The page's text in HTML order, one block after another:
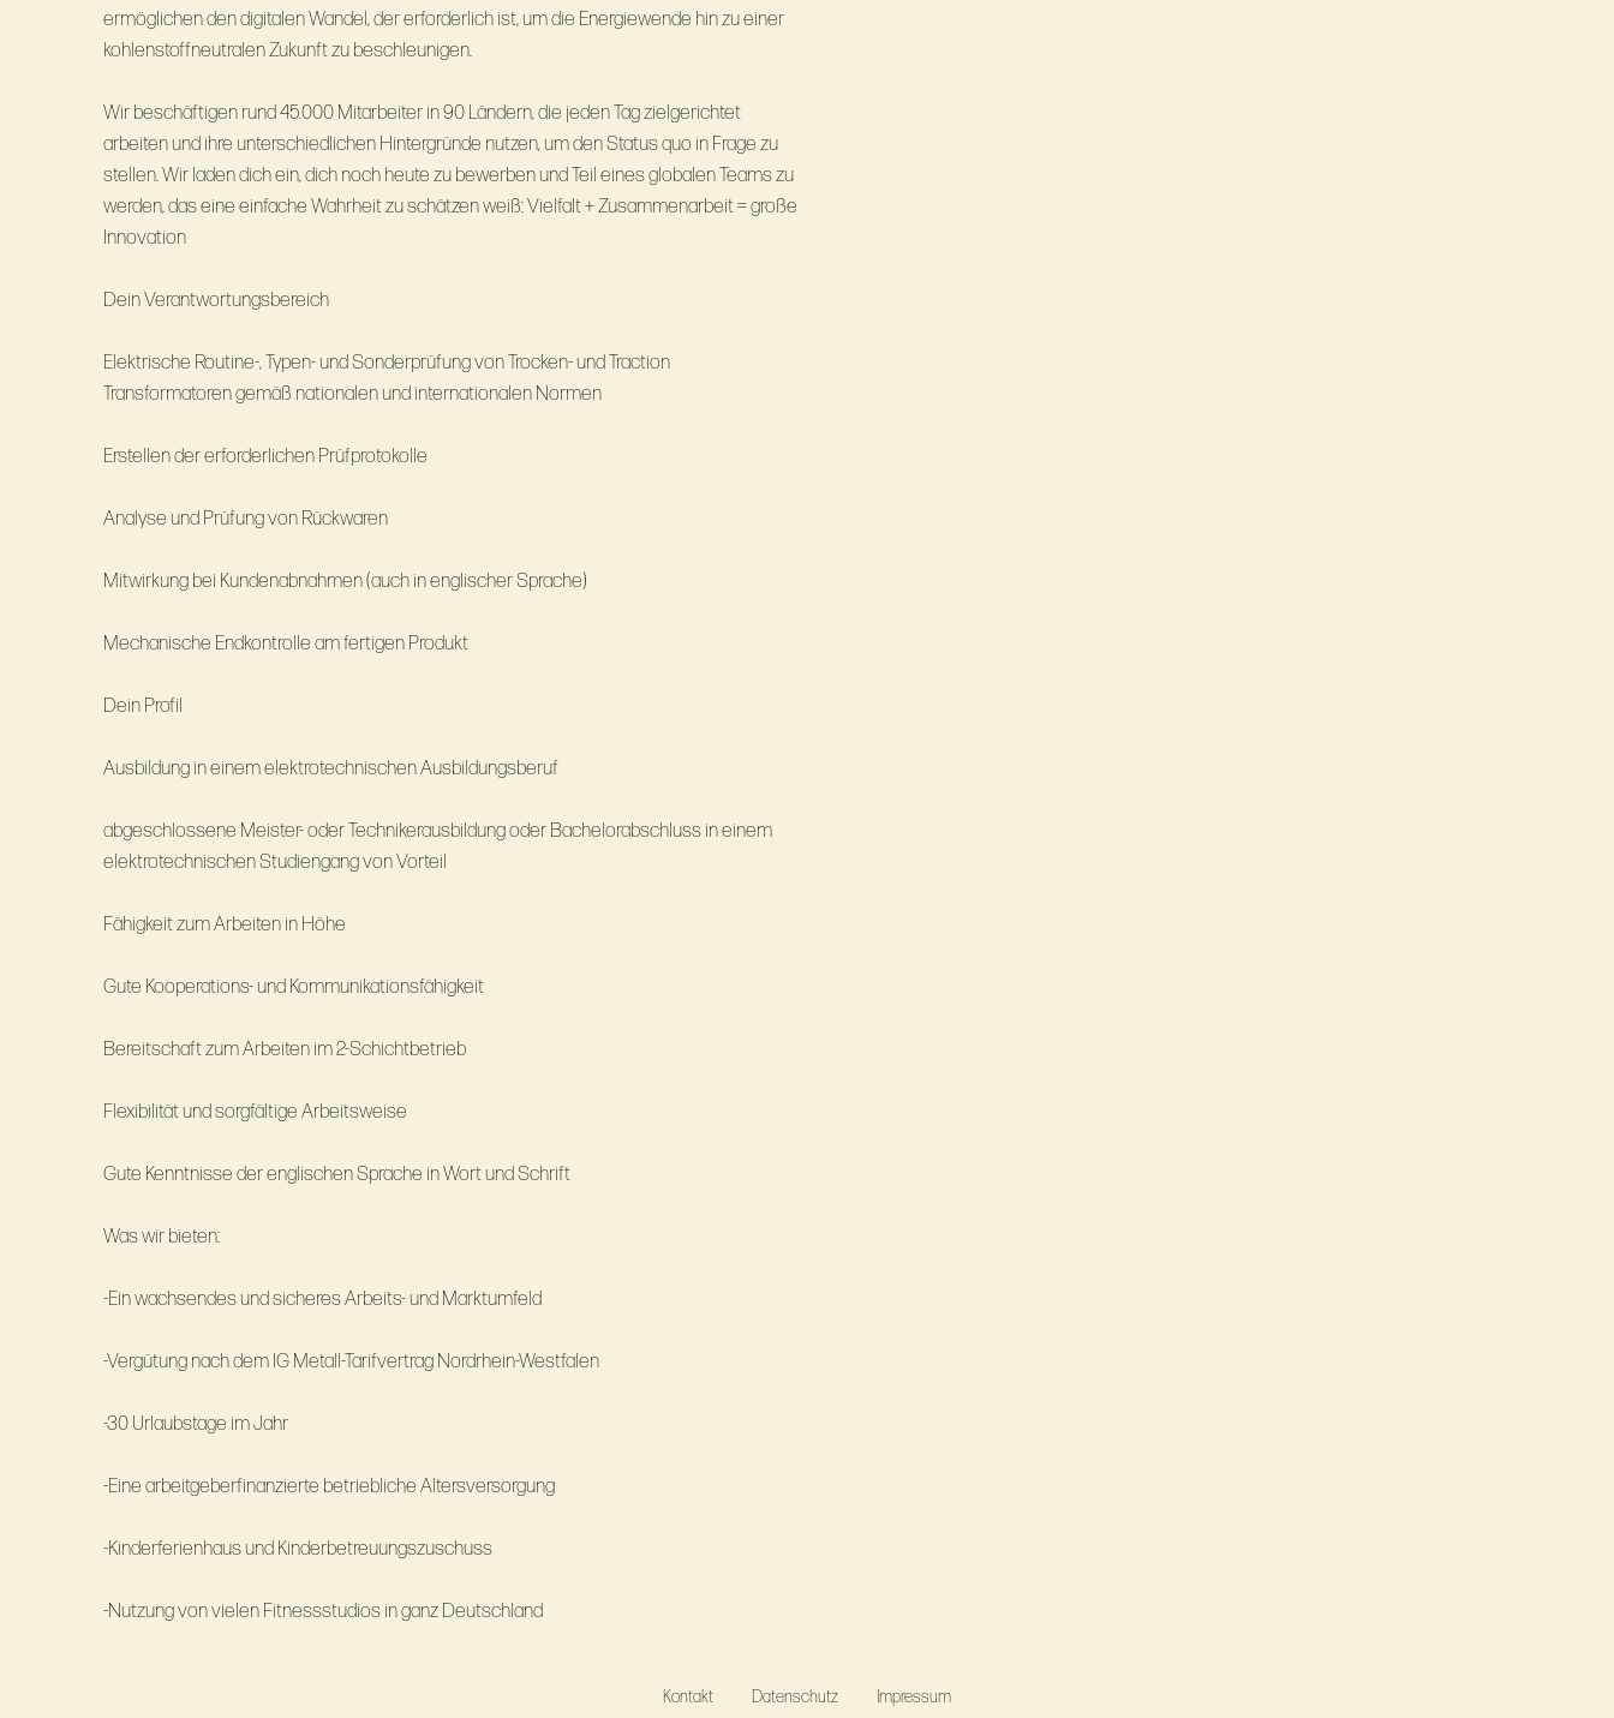
ermöglichen den digitalen Wandel, der erforderlich ist, um die Energiewende hin zu einer
kohlenstoffneutralen Zukunft zu beschleunigen.
Wir beschäftigen rund 45.000 Mitarbeiter in 90 Ländern, die jeden Tag zielgerichtet
arbeiten und ihre unterschiedlichen Hintergründe nutzen, um den Status quo in Frage zu
stellen. Wir laden dich ein, dich noch heute zu bewerben und Teil eines globalen Teams zu
werden, das eine einfache Wahrheit zu schätzen weiß: Vielfalt + Zusammenarbeit = große
Innovation
Dein Verantwortungsbereich
Elektrische Routine-, Typen- und Sonderprüfung von Trocken- und Traction
Transformatoren gemäß nationalen und internationalen Normen
Erstellen der erforderlichen Prüfprotokolle
Analyse und Prüfung von Rückwaren
Mitwirkung bei Kundenabnahmen (auch in englischer Sprache)
Mechanische Endkontrolle am fertigen Produkt
Dein Profil
Ausbildung in einem elektrotechnischen Ausbildungsberuf
abgeschlossene Meister- oder Technikerausbildung oder Bachelorabschluss in einem
elektrotechnischen Studiengang von Vorteil
Fähigkeit zum Arbeiten in Höhe
Gute Kooperations- und Kommunikationsfähigkeit
Bereitschaft zum Arbeiten im 2-Schichtbetrieb
Flexibilität und sorgfältige Arbeitsweise
Gute Kenntnisse der englischen Sprache in Wort und Schrift
Was wir bieten:
-Ein wachsendes und sicheres Arbeits- und Marktumfeld
-Vergütung nach dem IG Metall-Tarifvertrag Nordrhein-Westfalen
-30 Urlaubstage im Jahr
-Eine arbeitgeberfinanzierte betriebliche Altersversorgung
-Kinderferienhaus und Kinderbetreuungszuschuss
-Nutzung von vielen Fitnessstudios in ganz Deutschland
Kontakt Datenschutz Impressum